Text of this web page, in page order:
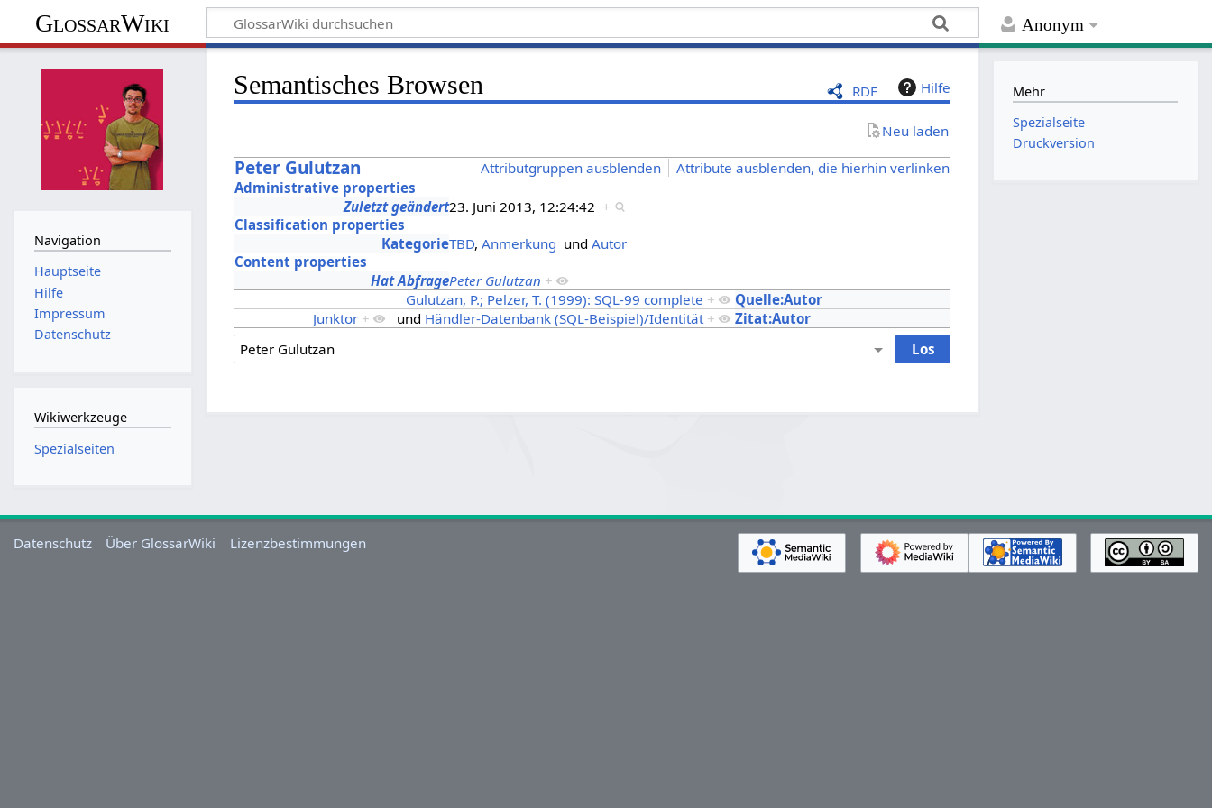
Anonym
GlossarWiki
RDF Hilfe
Semantisches Browsen
Neu laden
Peter Gulutzan Attributgruppen ausblenden
Attribute ausblenden, die hierhin verlinken
Administrative properties
Zuletzt geändert23. Juni 2013, 12:24:42 +
Classification properties
KategorieTBD,Anmerkung undAutor
Content properties
Hat AbfragePeter Gulutzan +
Quelle:Autor
Gulutzan, P.; Pelzer, T. (1999): SQL-99 complete +
Zitat:Autor
Junktor + und Händler-Datenbank (SQL-Beispiel)/Identität +
Navigation
Hauptseite
Hilfe
Impressum
Datenschutz
Wikiwerkzeuge
Spezialseiten
Mehr
Spezialseite
Druckversion
Datenschutz Über GlossarWiki Lizenzbestimmungen